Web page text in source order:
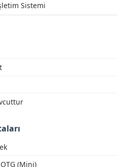
Sistemi
(Mini)